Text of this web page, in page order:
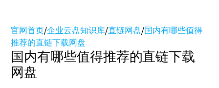
官网首页/企业云盘知识库/直链网盘/国内有哪些值得
推荐的直链下载网盘
国内有哪些值得推荐的直链下载
网盘